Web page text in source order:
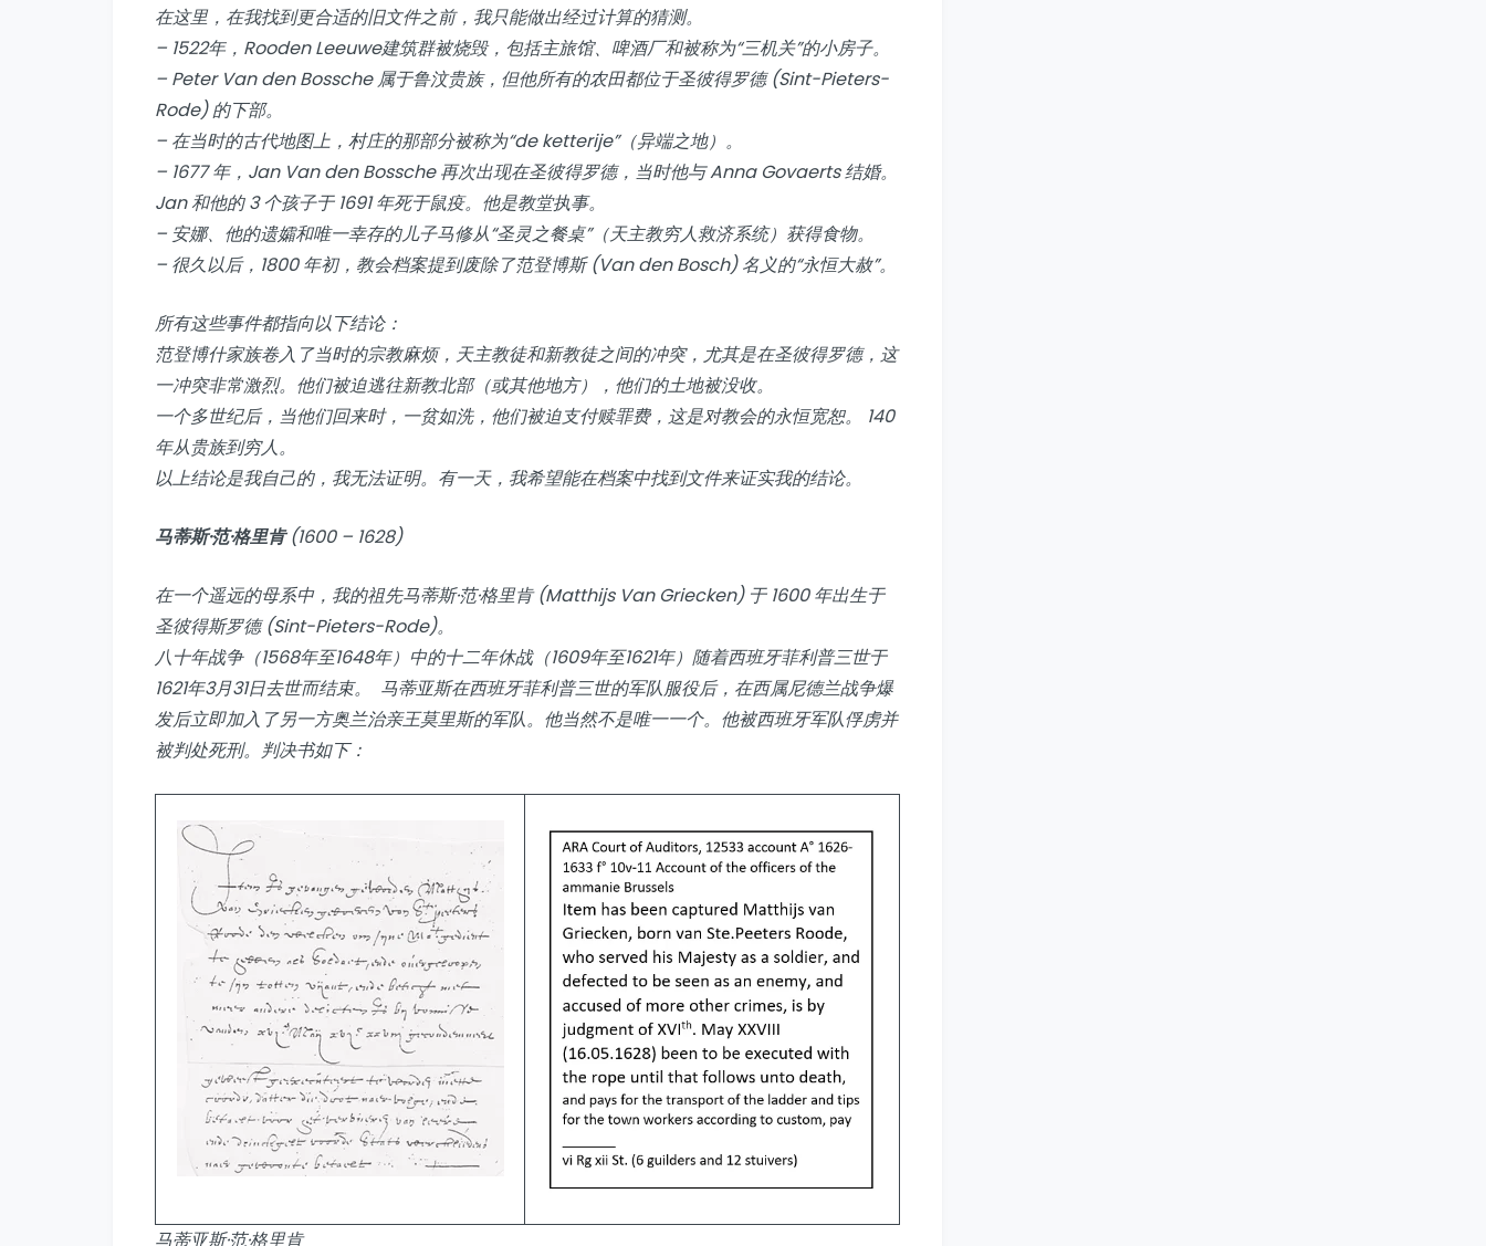
在这里，在我找到更合适的旧文件之前，我只能做出经过计算的猜测。
– 1522年，Rooden Leeuwe建筑群被烧毁，包括主旅馆、啤酒厂和被称为“三机关”的小房子。
– Peter Van den Bossche 属于鲁汶贵族，但他所有的农田都位于圣彼得罗德 (Sint-Pieters-
Rode) 的下部。
– 在当时的古代地图上，村庄的那部分被称为“de ketterije”（异端之地）。
– 1677 年，Jan Van den Bossche 再次出现在圣彼得罗德，当时他与 Anna Govaerts 结婚。
Jan 和他的 3 个孩子于 1691 年死于鼠疫。他是教堂执事。
– 安娜、他的遗孀和唯一幸存的儿子马修从“圣灵之餐桌”（天主教穷人救济系统）获得食物。
– 很久以后，1800 年初，教会档案提到废除了范登博斯 (Van den Bosch) 名义的“永恒大赦”。
所有这些事件都指向以下结论：
范登博什家族卷入了当时的宗教麻烦，天主教徒和新教徒之间的冲突，尤其是在圣彼得罗德，这
一冲突非常激烈。他们被迫逃往新教北部（或其他地方），他们的土地被没收。
一个多世纪后，当他们回来时，一贫如洗，他们被迫支付赎罪费，这是对教会的永恒宽恕。 140
年从贵族到穷人。
以上结论是我自己的，我无法证明。有一天，我希望能在档案中找到文件来证实我的结论。
马蒂斯·范·格里肯(1600 – 1628)
在一个遥远的母系中，我的祖先马蒂斯·范·格里肯 (Matthijs Van Griecken) 于 1600 年出生于
圣彼得斯罗德 (Sint-Pieters-Rode)。
八十年战争（1568年至1648年）中的十二年休战（1609年至1621年）随着西班牙菲利普三世于
1621年3月31日去世而结束。 马蒂亚斯在西班牙菲利普三世的军队服役后，在西属尼德兰战争爆
发后立即加入了另一方奥兰治亲王莫里斯的军队。他当然不是唯一一个。他被西班牙军队俘虏并
被判处死刑。判决书如下：
马蒂亚斯·范·格里肯